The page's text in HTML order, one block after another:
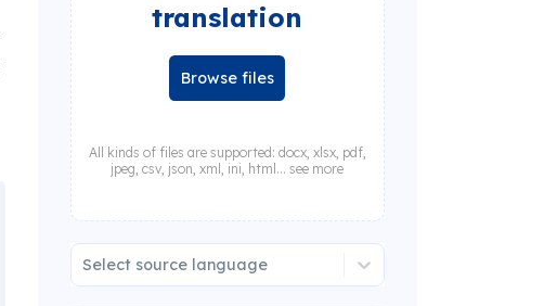
translation
Browse files
All kinds of files are supported: docx, xlsx, pdf,
jpeg, csv, json, xml, ini, html... see more
Select source language